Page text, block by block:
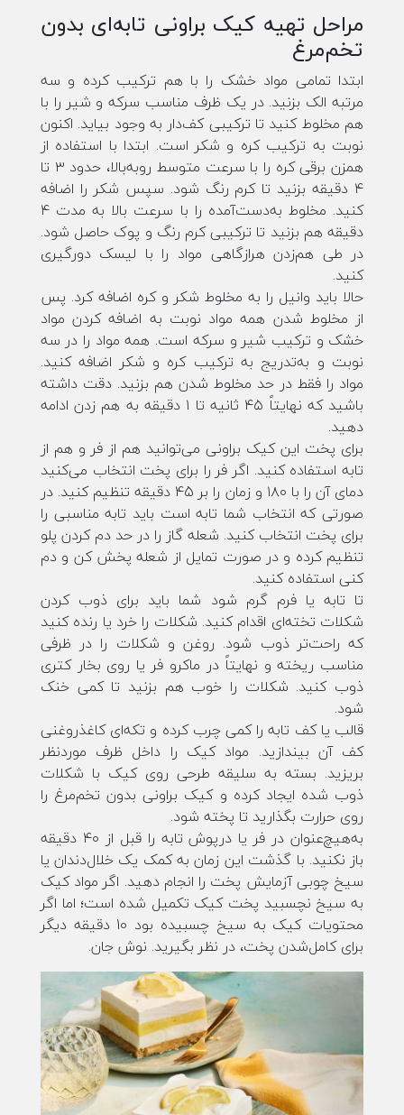
مراحل تهیه کیک براونی تابه‌ای بدون
تخم‌مرغ
ابتدا تمامی مواد خشک را با هم ترکیب کرده و سه
مرتبه الک بزنید. در یک ظرف مناسب سرکه و شیر را با
هم مخلوط کنید تا ترکیبی کف‌دار به وجود بیاید. اکنون
نوبت به ترکیب کره و شکر است. ابتدا با استفاده از
همزن برقی کره را با سرعت متوسط روبه‌بالا، حدود ۳ تا
۴ دقیقه بزنید تا کرم رنگ شود. سپس شکر را اضافه
کنید. مخلوط به‌دست‌آمده را با سرعت بالا به مدت ۴
دقیقه هم بزنید تا ترکیبی کرم رنگ و پوک حاصل شود.
در طی هم‌زدن هرازگاهی مواد را با لیسک دورگیری
کنید.
حالا باید وانیل را به مخلوط شکر و کره اضافه کرد. پس
از مخلوط شدن همه مواد نوبت به ‌اضافه کردن مواد
خشک و ترکیب شیر و سرکه است. همه مواد را در سه
نوبت و به‌تدریج به ترکیب کره و شکر اضافه کنید.
مواد را فقط در حد مخلوط شدن هم بزنید. دقت داشته
باشید که نهایتاً ۴۵ ثانیه تا ۱ دقیقه به هم زدن ادامه
دهید.
برای پخت این کیک براونی می‌توانید هم از فر و هم از
تابه استفاده کنید. اگر فر را برای پخت انتخاب می‌کنید
دمای آن را با ۱۸۰ و زمان را بر 45 دقیقه تنظیم کنید. در
صورتی که انتخاب شما تابه است باید تابه مناسبی را
برای پخت انتخاب کنید. شعله گاز را در حد دم کردن پلو
تنظیم کرده و در صورت تمایل از شعله پخش کن و دم
کنی استفاده کنید.
تا تابه یا فرم گرم شود شما باید برای ذوب کردن
شکلات تخته‌ای اقدام کنید. شکلات را خرد یا رنده کنید
که راحت‌تر ذوب شود. روغن و شکلات را در ظرفی
مناسب ریخته و نهایتاً در ماکرو فر یا روی بخار کتری
ذوب کنید. شکلات را خوب هم بزنید تا کمی خنک
شود.
قالب یا کف تابه را کمی چرب کرده و تکه‌ای کاغذروغنی
کف آن بیندازید. مواد کیک را داخل ظرف موردنظر
بریزید. بسته به سلیقه طرحی روی کیک با شکلات
ذوب شده ایجاد کرده و کیک براونی بدون تخم‌مرغ را
روی حرارت بگذارید تا پخته شود.
به‌هیچ‌عنوان در فر یا درپوش تابه را قبل از ۴۰ دقیقه
باز نکنید. با گذشت این زمان به کمک یک خلال‌دندان یا
سیخ چوبی آزمایش پخت را انجام دهید. اگر مواد کیک
به سیخ نچسبید پخت کیک تکمیل شده است؛ اما اگر
محتویات کیک به سیخ چسبیده بود 10 دقیقه دیگر
برای کامل‌شدن پخت، در نظر بگیرید. نوش جان.